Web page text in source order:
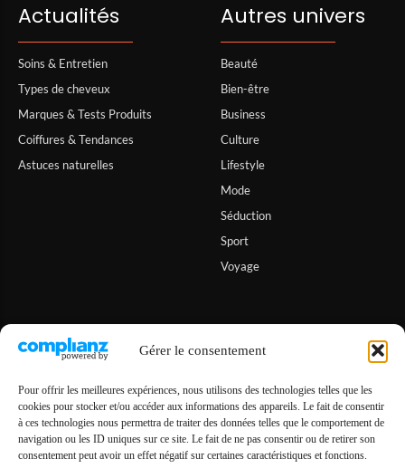
Gérer le consentement
Pour offrir les meilleures expériences, nous utilisons des technologies telles que les
cookies pour stocker et/ou accéder aux informations des appareils. Le fait de consentir
à ces technologies nous permettra de traiter des données telles que le comportement de
navigation ou les ID uniques sur ce site. Le fait de ne pas consentir ou de retirer son
consentement peut avoir un effet négatif sur certaines caractéristiques et fonctions.
Actualités
Soins & Entretien
Types de cheveux
Marques & Tests Produits
Coiffures & Tendances
Astuces naturelles
Autres univers
Beauté
Bien-être
Business
Culture
Lifestyle
Mode
Séduction
Sport
Voyage
Informations
A propos de Hiona
Contact
Conditions générales
Politique de cookies (UE)